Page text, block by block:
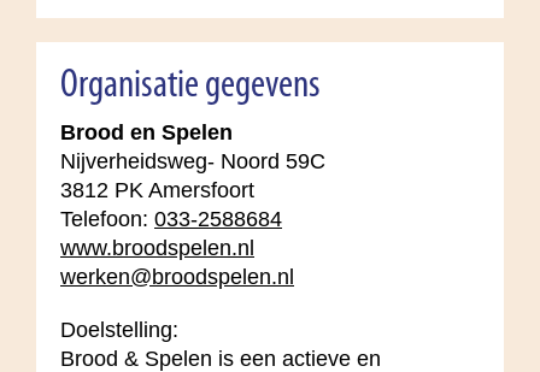
Organisatie gegevens
Brood en Spelen
Nijverheidsweg- Noord 59C
3812 PK Amersfoort
Telefoon: 033-2588684
www.broodspelen.nl
werken@broodspelen.nl
Doelstelling:
Brood & Spelen is een actieve en